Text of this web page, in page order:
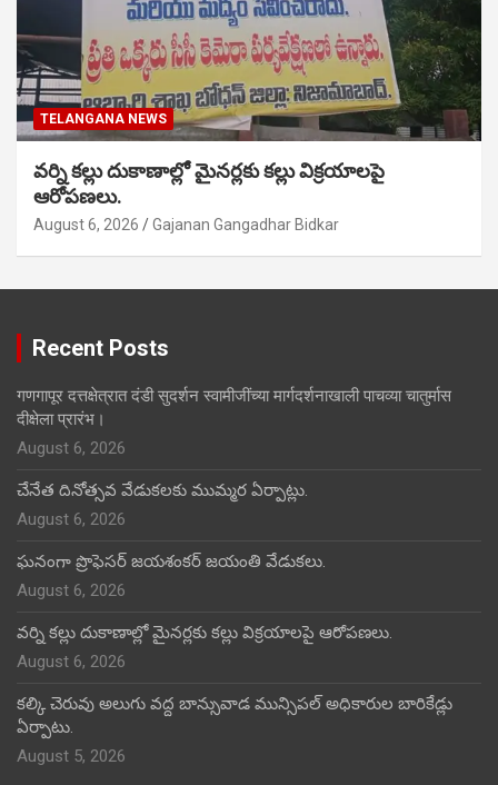
TELANGANA NEWS
వర్ని కల్లు దుకాణాల్లో మైనర్లకు కల్లు విక్రయాలపై
ఆరోపణలు.
August 6, 2026 Gajanan Gangadhar Bidkar
Recent Posts
गणगापूर दत्तक्षेत्रात दंडी सुदर्शन स्वामीजींच्या मार्गदर्शनाखाली पाचव्या चातुर्मास
दीक्षेला प्रारंभ।
August 6, 2026
చేనేత దినోత్సవ వేడుకలకు ముమ్మర ఏర్పాట్లు.
August 6, 2026
ఘనంగా ప్రొఫెసర్ జయశంకర్ జయంతి వేడుకలు.
August 6, 2026
వర్ని కల్లు దుకాణాల్లో మైనర్లకు కల్లు విక్రయాలపై ఆరోపణలు.
August 6, 2026
కల్కి చెరువు అలుగు వద్ద బాన్సువాడ మున్సిపల్ అధికారుల బారికేడ్లు
ఏర్పాటు.
August 5, 2026